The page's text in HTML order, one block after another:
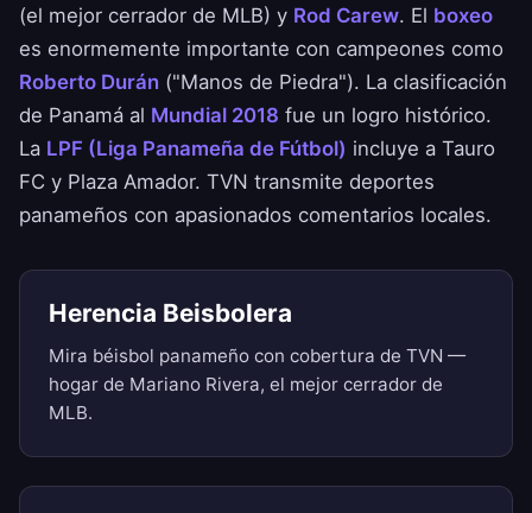
(el mejor cerrador de MLB) y Rod Carew. El boxeo
es enormemente importante con campeones como
Roberto Durán ("Manos de Piedra"). La clasificación
de Panamá al Mundial 2018 fue un logro histórico.
La LPF (Liga Panameña de Fútbol) incluye a Tauro
FC y Plaza Amador. TVN transmite deportes
panameños con apasionados comentarios locales.
Herencia Beisbolera
Mira béisbol panameño con cobertura de TVN —
hogar de Mariano Rivera, el mejor cerrador de
MLB.